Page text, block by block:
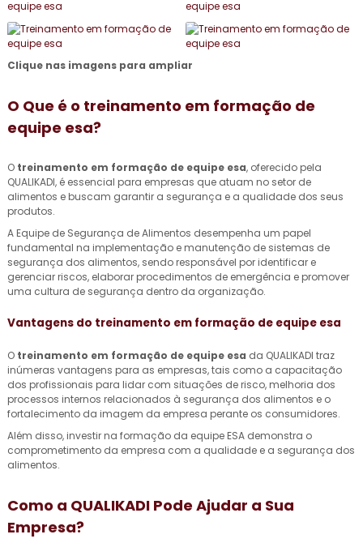
Clique nas imagens para ampliar
O Que é o treinamento em formação de
equipe esa?
O treinamento em formação de equipe esa, oferecido pela
QUALIKADI, é essencial para empresas que atuam no setor de
alimentos e buscam garantir a segurança e a qualidade dos seus
produtos.
A Equipe de Segurança de Alimentos desempenha um papel
fundamental na implementação e manutenção de sistemas de
segurança dos alimentos, sendo responsável por identificar e
gerenciar riscos, elaborar procedimentos de emergência e promover
uma cultura de segurança dentro da organização.
Vantagens do treinamento em formação de equipe esa
O treinamento em formação de equipe esa da QUALIKADI traz
inúmeras vantagens para as empresas, tais como a capacitação
dos profissionais para lidar com situações de risco, melhoria dos
processos internos relacionados à segurança dos alimentos e o
fortalecimento da imagem da empresa perante os consumidores.
Além disso, investir na formação da equipe ESA demonstra o
comprometimento da empresa com a qualidade e a segurança dos
alimentos.
Como a QUALIKADI Pode Ajudar a Sua
Empresa?